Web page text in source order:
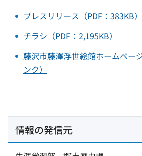
プレスリリース（PDF：383KB）
チラシ（PDF：2,195KB）
藤沢市藤澤浮世絵館ホームペー
ンク）
情報の発信元